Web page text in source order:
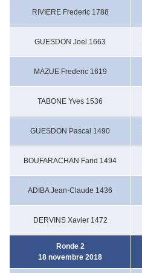
RIVIERE Frederic 1788
GUESDON Joel 1663
MAZUE Frederic 1619
TABONE Yves 1536
GUESDON Pascal 1490
BOUFARACHAN Farid 1494
ADIBA Jean-Claude 1436
DERVINS Xavier 1472
Ronde 2
18 novembre 2018